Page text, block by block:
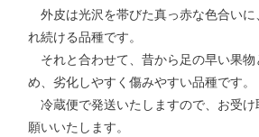
外皮は光沢を帯びた真っ赤な色合い
れ続ける品種です。
それと合わせて、昔から足の早い果
め、劣化しやすく傷みやすい品種です。
冷蔵便で発送いたしますので、お受
願いいたします。